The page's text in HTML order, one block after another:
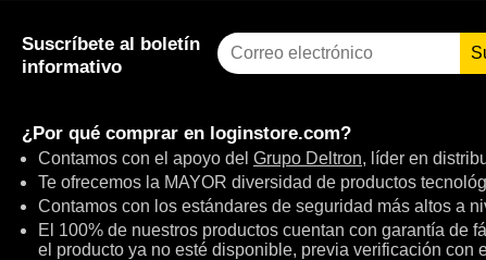
Suscríbete al boletín
informativo
¿Por qué comprar en loginstore.com?
Contamos con el apoyo del Grupo Deltron, líder en
Te ofrecemos la MAYOR diversidad de productos
Contamos con los estándares de seguridad más altos a
El 100% de nuestros productos cuentan con garantía de
el producto ya no esté disponible, previa verificación con